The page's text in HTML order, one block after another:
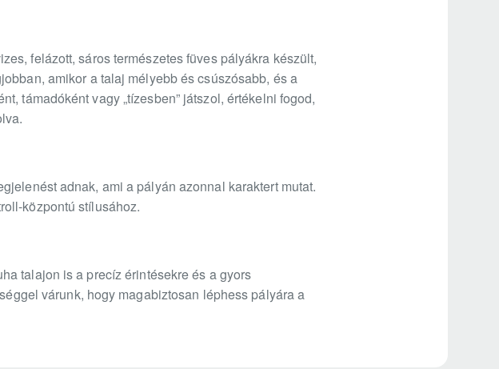
felázott, sáros természetes füves pályákra készült,
amikor a talaj mélyebb és csúszósabb, és a
támadóként vagy „tízesben” játszol, értékelni fogod,
adnak, ami a pályán azonnal karaktert mutat.
központú stílusához.
talajon is a precíz érintésekre és a gyors
várunk, hogy magabiztosan léphess pályára a